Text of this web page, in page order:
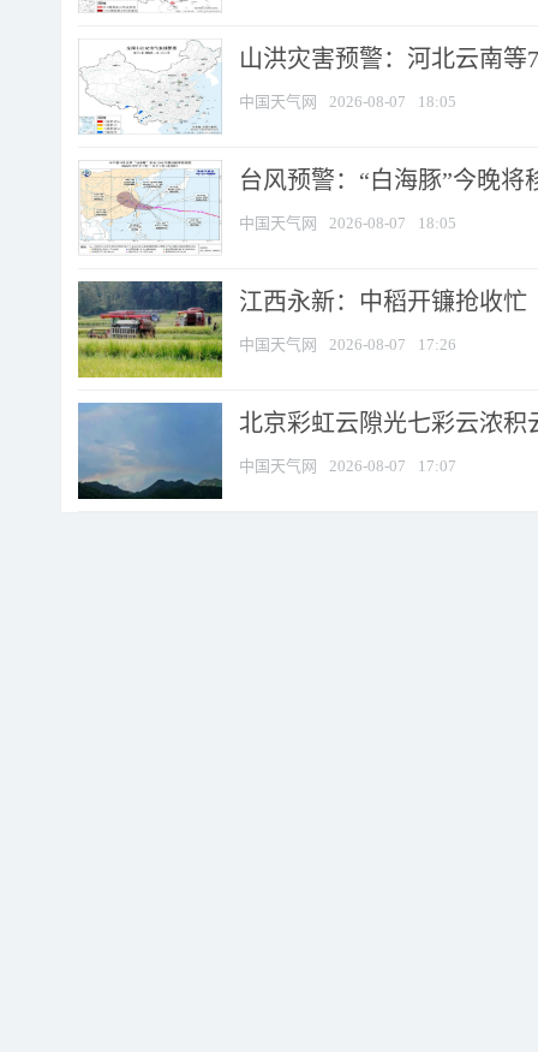
山洪灾害预警：河北云南
中国天气网 2026-08-07 18:05
台风预警：“白海豚”今晚将
中国天气网 2026-08-07 18:05
江西永新：中稻开镰抢收忙
中国天气网 2026-08-07 17:26
北京彩虹云隙光七彩云浓积
中国天气网 2026-08-07 17:07